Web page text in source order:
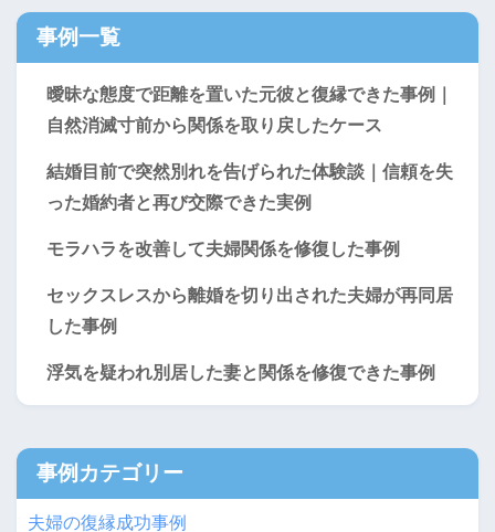
事例一覧
曖昧な態度で距離を置いた元彼と復縁できた事例｜
自然消滅寸前から関係を取り戻したケース
結婚目前で突然別れを告げられた体験談｜信頼を失
った婚約者と再び交際できた実例
モラハラを改善して夫婦関係を修復した事例
セックスレスから離婚を切り出された夫婦が再同居
した事例
浮気を疑われ別居した妻と関係を修復できた事例
事例カテゴリー
夫婦の復縁成功事例